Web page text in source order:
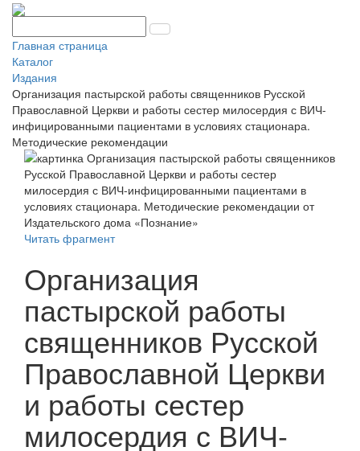
Главная страница
Каталог
Издания
Организация пастырской работы священников Русской
Православной Церкви и работы сестер милосердия с ВИЧ-
инфицированными пациентами в условиях стационара.
Методические рекомендации
Читать фрагмент
Организация
пастырской работы
священников Русской
Православной Церкви
и работы сестер
милосердия с ВИЧ-